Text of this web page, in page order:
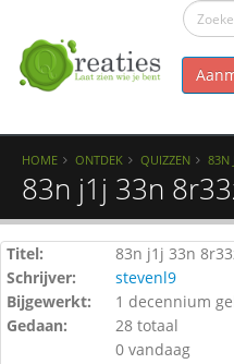
HOME ONTDEK QUIZZEN 83N
83n j1j 33n
Titel:
83n j1j 33n
Schrijver:
stevenl9
Bijgewerkt:
1 decennium
Gedaan:
28 totaal
0 vandaag